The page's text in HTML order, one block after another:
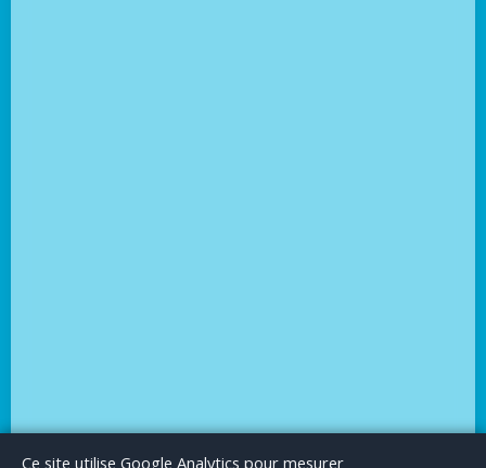
Le BlogPublicité Articles invitésMentions Légales
Ce site utilise Google Analytics pour mesurer